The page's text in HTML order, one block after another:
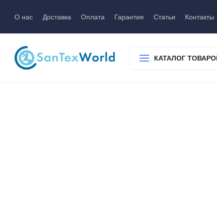
О нас Доставка Оплата Гарантия Статьи Контакты
КАТАЛОГ